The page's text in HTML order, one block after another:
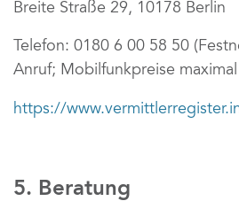
Breite Straße 29, 10178 Berlin
Telefon: 0180 6 00 58 50
Anruf; Mobilfunkpreise
https://
5. Beratung